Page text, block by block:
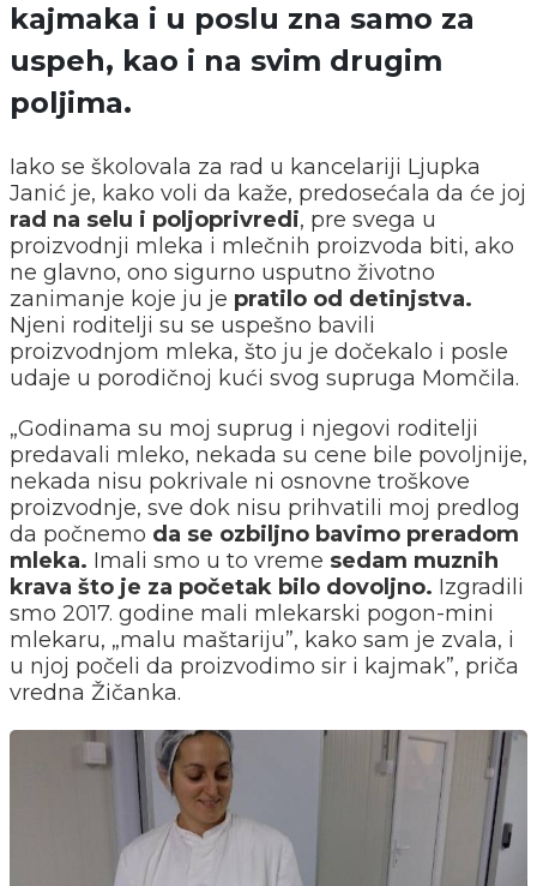
kajmaka i u poslu zna samo za
uspeh, kao i na svim drugim
poljima.
Iako se školovala za rad u kancelariji Ljupka
Janić je, kako voli da kaže, predosećala da će joj
rad na selu i poljoprivredi, pre svega u
proizvodnji mleka i mlečnih proizvoda biti, ako
ne glavno, ono sigurno usputno životno
zanimanje koje ju je pratilo od detinjstva.
Njeni roditelji su se uspešno bavili
proizvodnjom mleka, što ju je dočekalo i posle
udaje u porodičnoj kući svog supruga Momčila.
„Godinama su moj suprug i njegovi roditelji
predavali mleko, nekada su cene bile povoljnije,
nekada nisu pokrivale ni osnovne troškove
proizvodnje, sve dok nisu prihvatili moj predlog
da počnemo da se ozbiljno bavimo preradom
mleka. Imali smo u to vreme sedam muznih
krava što je za početak bilo dovoljno. Izgradili
smo 2017. godine mali mlekarski pogon-mini
mlekaru, „malu maštariju”, kako sam je zvala, i
u njoj počeli da proizvodimo sir i kajmak”, priča
vredna Žičanka.